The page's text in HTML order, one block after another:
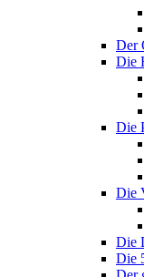
Der
Die
Die
Die
Die
Die